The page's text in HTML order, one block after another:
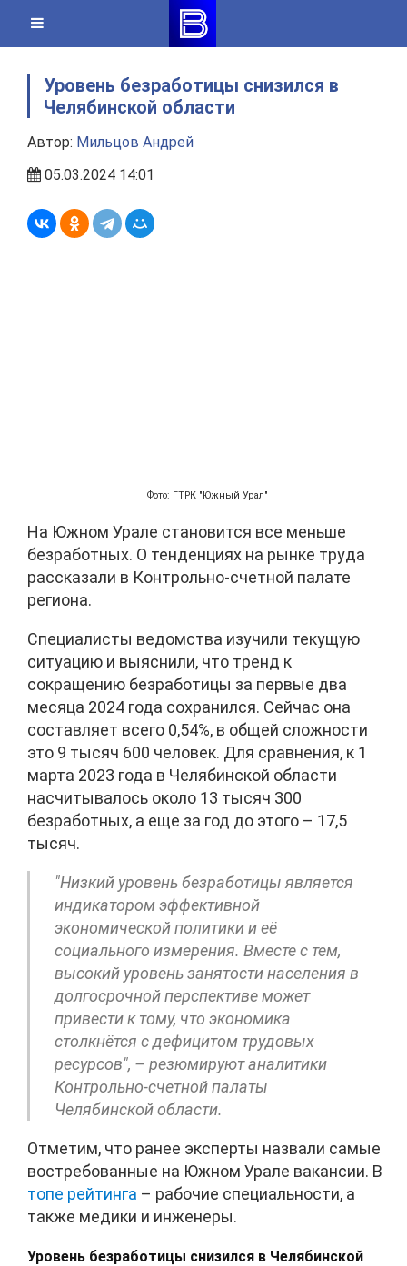
content
Уровень безработицы снизился в
Челябинской области
Автор: Мильцов Андрей
05.03.2024 14:01
Фото: ГТРК "Южный Урал"
На Южном Урале становится все меньше
безработных. О тенденциях на рынке труда
рассказали в Контрольно-счетной палате
региона.
Специалисты ведомства изучили текущую
ситуацию и выяснили, что тренд к
сокращению безработицы за первые два
месяца 2024 года сохранился. Сейчас она
составляет всего 0,54%, в общей сложности
это 9 тысяч 600 человек. Для сравнения, к 1
марта 2023 года в Челябинской области
насчитывалось около 13 тысяч 300
безработных, а еще за год до этого – 17,5
тысяч.
"Низкий уровень безработицы является
индикатором эффективной
экономической политики и её
социального измерения. Вместе с тем,
высокий уровень занятости населения в
долгосрочной перспективе может
привести к тому, что экономика
столкнётся с дефицитом трудовых
ресурсов", – резюмируют аналитики
Контрольно-счетной палаты
Челябинской области.
Отметим, что ранее эксперты назвали самые
востребованные на Южном Урале вакансии. В
топе рейтинга – рабочие специальности, а
также медики и инженеры.
Уровень безработицы снизился в Челябинской